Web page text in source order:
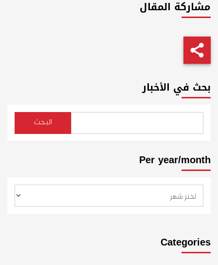
مشاركة المقال
بحث في الأخبار
البحث
Per year/month
Categories